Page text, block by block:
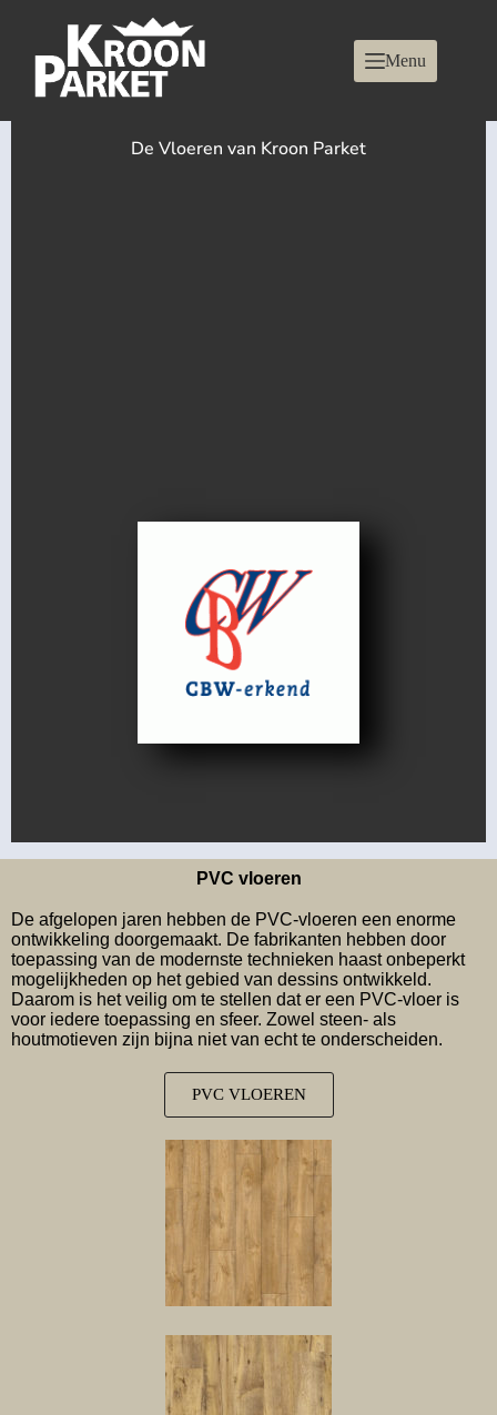
Menu
De Vloeren van Kroon Parket
PVC vloeren
De afgelopen jaren hebben de PVC-vloeren een enorme
ontwikkeling doorgemaakt. De fabrikanten hebben door
toepassing van de modernste technieken haast onbeperkt
mogelijkheden op het gebied van dessins ontwikkeld.
Daarom is het veilig om te stellen dat er een PVC-vloer is
voor iedere toepassing en sfeer. Zowel steen- als
houtmotieven zijn bijna niet van echt te onderscheiden.
PVC VLOEREN